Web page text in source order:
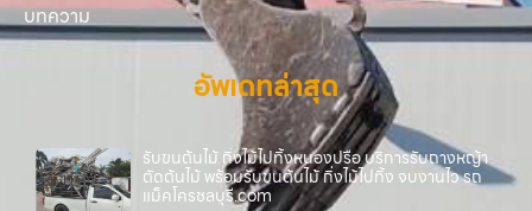
บทความ
อัพเดทล่าสุด
รับขนต้นไม้ กิ่งไม้ไปทิ้งหนองปรือ บริการรับถางหญ้า
ตัดต้นไม้ พร้อมรับขนต้นไม้ กิ่งไม้ไปทิ้ง จบงานไว รถ
แม็คโครชลบุรี.com